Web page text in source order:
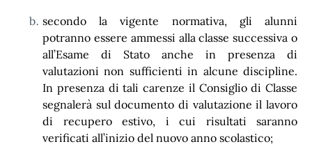
secondo la vigente normativa, gli alunni
potranno essere ammessi alla classe successiva o
all’Esame di Stato anche in presenza di
valutazioni non sufficienti in alcune discipline.
In presenza di tali carenze il Consiglio di Classe
segnalerà sul documento di valutazione il lavoro
di recupero estivo, i cui risultati saranno
verificati all’inizio del nuovo anno scolastico;